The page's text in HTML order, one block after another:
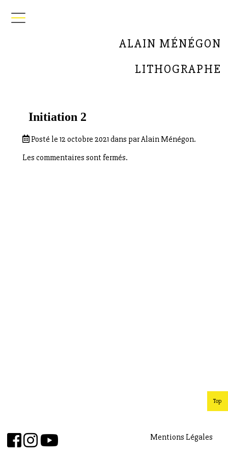
ALAIN MÉNÉGON
LITHOGRAPHE
Initiation 2
Posté le 12 octobre 2021 dans par Alain Ménégon.
Les commentaires sont fermés.
Mentions Légales
Top